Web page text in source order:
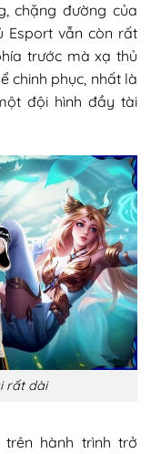
chặng đường của
Esport vẫn còn rất
trước mà xạ thủ
chinh phục, nhất là
đội hình đầy tài
rất dài
hành trình trở